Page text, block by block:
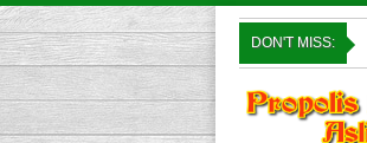
DON'T MISS: